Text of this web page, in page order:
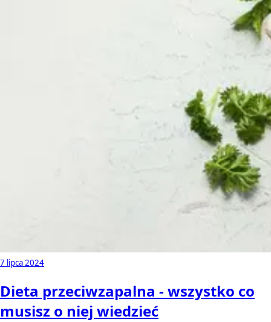
7 lipca 2024
Dieta przeciwzapalna - wszystko co
musisz o niej wiedzieć